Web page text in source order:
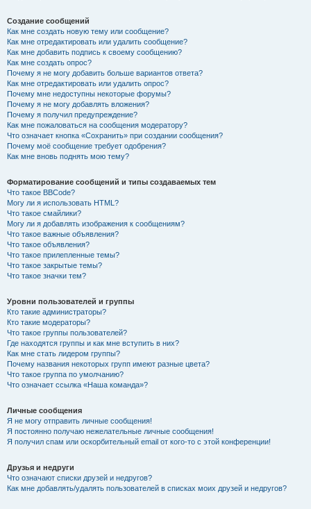
Создание сообщений
Как мне создать новую тему или сообщение?
Как мне отредактировать или удалить сообщение?
Как мне добавить подпись к своему сообщению?
Как мне создать опрос?
Почему я не могу добавить больше вариантов ответа?
Как мне отредактировать или удалить опрос?
Почему мне недоступны некоторые форумы?
Почему я не могу добавлять вложения?
Почему я получил предупреждение?
Как мне пожаловаться на сообщения модератору?
Что означает кнопка «Сохранить» при создании сообщения?
Почему моё сообщение требует одобрения?
Как мне вновь поднять мою тему?
Форматирование сообщений и типы создаваемых тем
Что такое BBCode?
Могу ли я использовать HTML?
Что такое смайлики?
Могу ли я добавлять изображения к сообщениям?
Что такое важные объявления?
Что такое объявления?
Что такое прилепленные темы?
Что такое закрытые темы?
Что такое значки тем?
Уровни пользователей и группы
Кто такие администраторы?
Кто такие модераторы?
Что такое группы пользователей?
Где находятся группы и как мне вступить в них?
Как мне стать лидером группы?
Почему названия некоторых групп имеют разные цвета?
Что такое группа по умолчанию?
Что означает ссылка «Наша команда»?
Личные сообщения
Я не могу отправить личные сообщения!
Я постоянно получаю нежелательные личные сообщения!
Я получил спам или оскорбительный email от кого-то с этой конференции!
Друзья и недруги
Что означают списки друзей и недругов?
Как мне добавлять/удалять пользователей в списках моих друзей и недругов?